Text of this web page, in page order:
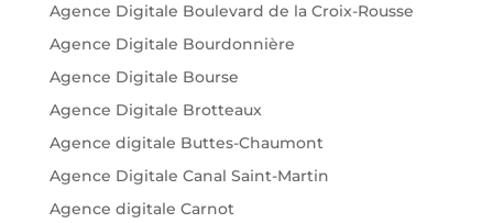
Agence Digitale Boulevard de la Croix-Rousse
Agence Digitale Bourdonnière
Agence Digitale Bourse
Agence Digitale Brotteaux
Agence digitale Buttes-Chaumont
Agence Digitale Canal Saint-Martin
Agence digitale Carnot